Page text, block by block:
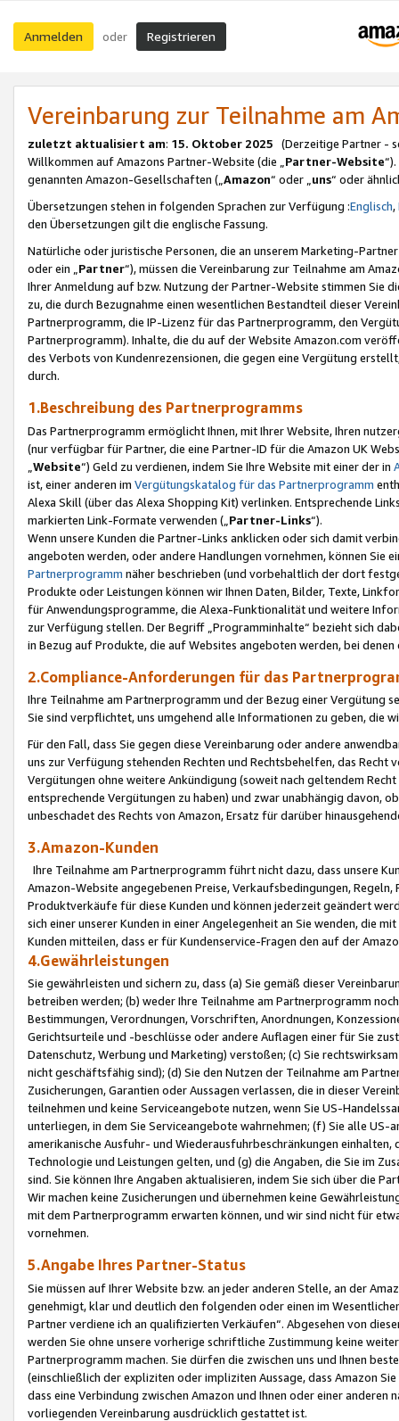
Anmelden oder Registrieren
Vereinbarung zur Teilnahme am
zuletzt aktualisiert am: 15. Oktober 2025 (Derzeitige Partner -
Willkommen auf Amazons Partner-Website (die „Partner-Website
genannten Amazon-Gesellschaften („Amazon“ oder „uns“ oder
Übersetzungen stehen in folgenden Sprachen zur Verfügung :Englisch,
den Übersetzungen gilt die englische Fassung.
Natürliche oder juristische Personen, die an unserem Marketing-
oder ein „Partner“), müssen die Vereinbarung zur Teilnahme am
Ihrer Anmeldung auf bzw. Nutzung der Partner-Website stimmen Sie
zu, die durch Bezugnahme einen wesentlichen Bestandteil dieser
Partnerprogramm, die IP-Lizenz für das Partnerprogramm, den
Partnerprogramm). Inhalte, die du auf der Website Amazon.com
des Verbots von Kundenrezensionen, die gegen eine Vergütung
durch.
1.Beschreibung des Partnerprogramms
Das Partnerprogramm ermöglicht Ihnen, mit Ihrer Website, Ihren
(nur verfügbar für Partner, die eine Partner-ID für die Amazon UK
Website“) Geld zu verdienen, indem Sie Ihre Website mit einer der in
ist, einer anderen im Vergütungskatalog für das Partnerprogramm
Alexa Skill (über das Alexa Shopping Kit) verlinken. Entsprechende
markierten Link-Formate verwenden („ Partner-Links“).
Wenn unsere Kunden die Partner-Links anklicken oder sich damit
angeboten werden, oder andere Handlungen vornehmen, können Sie
Partnerprogramm näher beschrieben (und vorbehaltlich der dort
Produkte oder Leistungen können wir Ihnen Daten, Bilder, Texte,
für Anwendungsprogramme, die Alexa-Funktionalität und weitere
zur Verfügung stellen. Der Begriff „Programminhalte“ bezieht sich
in Bezug auf Produkte, die auf Websites angeboten werden, bei
2.Compliance-Anforderungen für das
Ihre Teilnahme am Partnerprogramm und der Bezug einer Vergütung
Sie sind verpflichtet, uns umgehend alle Informationen zu geben, die
Für den Fall, dass Sie gegen diese Vereinbarung oder andere
uns zur Verfügung stehenden Rechten und Rechtsbehelfen, das
Vergütungen ohne weitere Ankündigung (soweit nach geltendem
entsprechende Vergütungen zu haben) und zwar unabhängig davon,
unbeschadet des Rechts von Amazon, Ersatz für darüber
3.Amazon-Kunden
Ihre Teilnahme am Partnerprogramm führt nicht dazu, dass unsere
Amazon-Website angegebenen Preise, Verkaufsbedingungen,
Produktverkäufe für diese Kunden und können jederzeit geändert
sich einer unserer Kunden in einer Angelegenheit an Sie wenden, die
Kunden mitteilen, dass er für Kundenservice-Fragen den auf der
4.Gewährleistungen
Sie gewährleisten und sichern zu, dass (a) Sie gemäß dieser
betreiben werden; (b) weder Ihre Teilnahme am Partnerprogramm
Bestimmungen, Verordnungen, Vorschriften, Anordnungen,
Gerichtsurteile und -beschlüsse oder andere Auflagen einer für Sie
Datenschutz, Werbung und Marketing) verstoßen; (c) Sie
nicht geschäftsfähig sind); (d) Sie den Nutzen der Teilnahme am
Zusicherungen, Garantien oder Aussagen verlassen, die in dieser
teilnehmen und keine Serviceangebote nutzen, wenn Sie US-
unterliegen, in dem Sie Serviceangebote wahrnehmen; (f) Sie alle
amerikanische Ausfuhr- und Wiederausfuhrbeschränkungen
Technologie und Leistungen gelten, und (g) die Angaben, die Sie im
sind. Sie können Ihre Angaben aktualisieren, indem Sie sich über die
Wir machen keine Zusicherungen und übernehmen keine
mit dem Partnerprogramm erwarten können, und wir sind nicht für
vornehmen.
5.Angabe Ihres Partner-Status
Sie müssen auf Ihrer Website bzw. an jeder anderen Stelle, an der
genehmigt, klar und deutlich den folgenden oder einen im
Partner verdiene ich an qualifizierten Verkäufen“. Abgesehen von
werden Sie ohne unsere vorherige schriftliche Zustimmung keine
Partnerprogramm machen. Sie dürfen die zwischen uns und Ihnen
(einschließlich der expliziten oder impliziten Aussage, dass Amazon
dass eine Verbindung zwischen Amazon und Ihnen oder einer
vorliegenden Vereinbarung ausdrücklich gestattet ist.